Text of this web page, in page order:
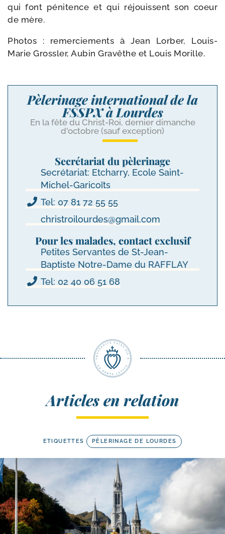
qui font péni­tence et qui réjouissent son coeur
de mère.
Photos : remer­cie­ments à Jean Lorber, Louis-​
Marie Grossler, Aubin Gravêthe et Louis Morille.
Pèlerinage international de la
FSSPX à Lourdes
En la fête du Christ-Roi, dernier dimanche
d'octobre (sauf exception)
Secrétariat du pèlerinage
Secrétariat: Etcharry, Ecole Saint-
Michel-Garicoïts
Tel: 07 81 72 55 55
christroilourdes@gmail.com
Pour les malades, contact exclusif
Petites Servantes de St-Jean-
Baptiste Notre-Dame du RAFFLAY
Tel: 02 40 06 51 68
Articles en relation
ETIQUETTES PÈLERINAGE DE LOURDES